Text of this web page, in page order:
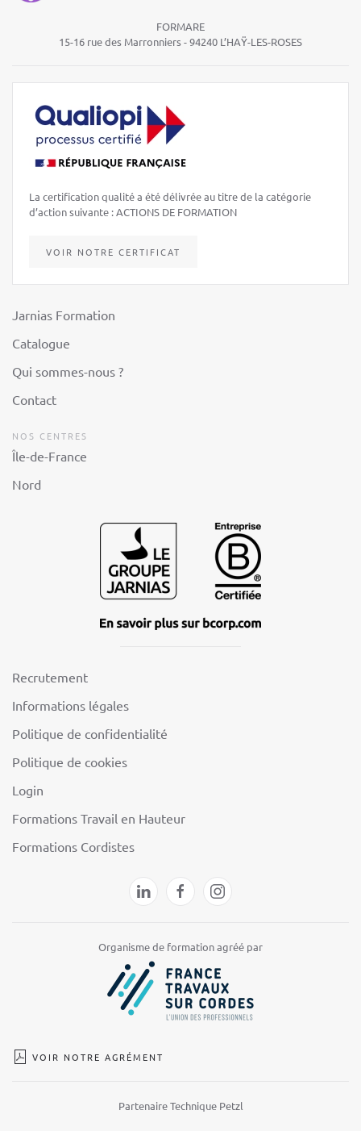
FORMARE
15-16 rue des Marronniers -94240 L’HAŸ-LES-ROSES
La certification qualité a été délivrée au titre de la catégorie
d’action suivante : ACTIONS DE FORMATION
VOIR NOTRE CERTIFICAT
Jarnias Formation
Catalogue
Qui sommes-nous ?
Contact
NOS CENTRES
Île-de-France
Nord
Recrutement
Informations légales
Politique de confidentialité
Politique de cookies
Login
Formations Travail en Hauteur
Formations Cordistes
Organisme de formation agréé par
VOIR NOTRE AGRÉMENT
Partenaire Technique Petzl